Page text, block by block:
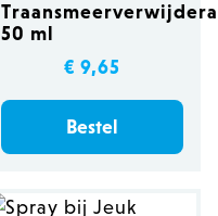
50 ml
€ 9,65
Bestel